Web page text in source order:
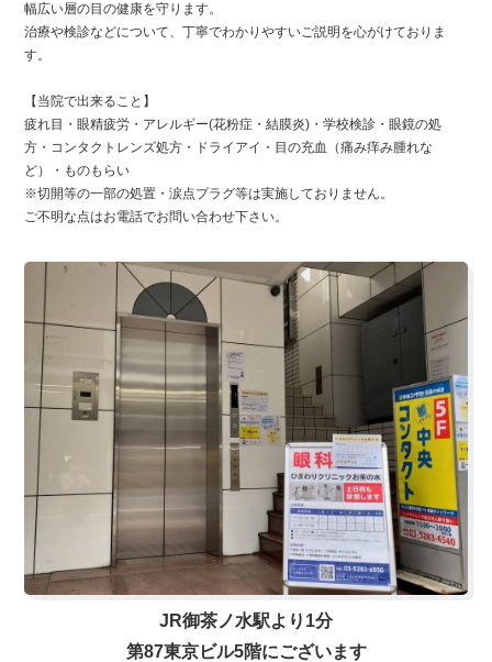
幅広い層の目の健康を守ります。
治療や検診などについて、丁寧でわかりやすいご説明を心がけておりま
す。
【当院で出来ること】
疲れ目・眼精疲労・アレルギー(花粉症・結膜炎)・学校検診・眼鏡の処
方・コンタクトレンズ処方・ドライアイ・目の充血（痛み痒み腫れな
ど）・ものもらい
※切開等の一部の処置・涙点プラグ等は実施しておりません。
ご不明な点はお電話でお問い合わせ下さい。
JR御茶ノ水駅より1分
第87東京ビル5階にございます